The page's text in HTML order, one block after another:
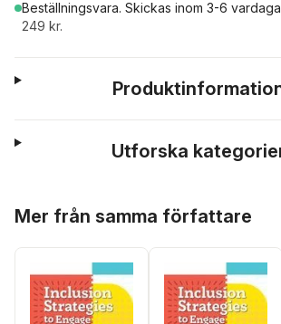
Beställningsvara. Skickas inom 3-6
249 kr.
Utforska
Mer från samma författare